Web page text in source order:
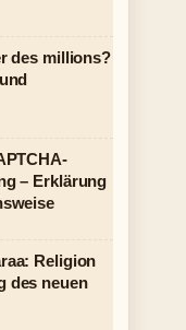
des millions?
– Erklärung
Religion
des neuen